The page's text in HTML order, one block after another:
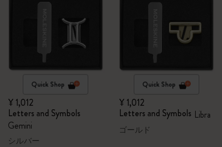
Quick Shop
¥ 1,012
Letters and Symbols
Gemini
シルバー
Quick Shop
¥ 1,012
Letters and Symbols Libra
ゴールド